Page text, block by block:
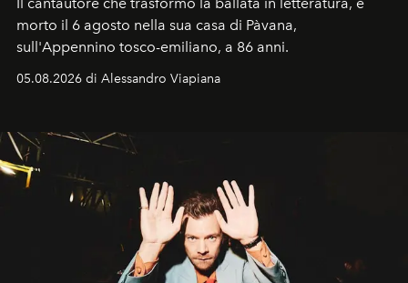
Il cantautore che trasformò la ballata in letteratura, è
morto il 6 agosto nella sua casa di Pàvana,
sull'Appennino tosco-emiliano, a 86 anni.
05.08.2026 di Alessandro Viapiana